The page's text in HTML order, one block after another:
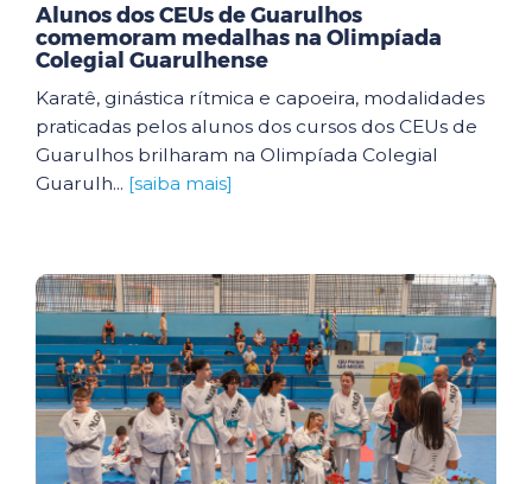
Alunos dos CEUs de Guarulhos
comemoram medalhas na Olimpíada
Colegial Guarulhense
Karatê, ginástica rítmica e capoeira, modalidades
praticadas pelos alunos dos cursos dos CEUs de
Guarulhos brilharam na Olimpíada Colegial
Guarulh... [saiba mais]